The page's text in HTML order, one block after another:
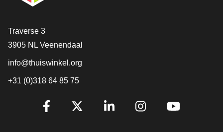
[_General:Contact]
Traverse 3
3905 NL Veenendaal
info@thuiswinkel.org
+31 (0)318 64 85 75
[_General:SocialMediaTitle]